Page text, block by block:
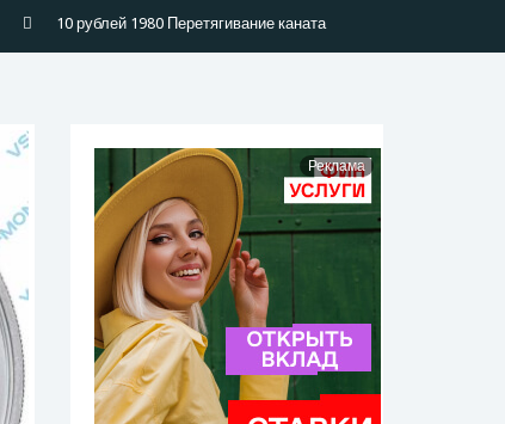
10 рублей 1980 Перетягивание каната
Реклама